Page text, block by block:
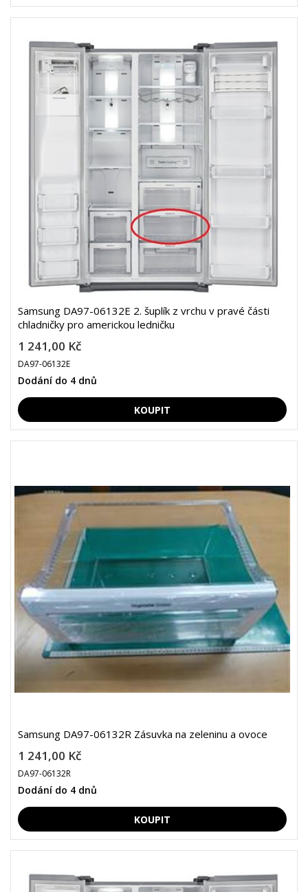
Samsung DA97-06132E 2. šuplík z vrchu v pravé části
chladničky pro americkou ledničku
1 241,00 Kč
DA97-06132E
Dodání do 4 dnů
Samsung DA97-06132R Zásuvka na zeleninu a ovoce
1 241,00 Kč
DA97-06132R
Dodání do 4 dnů